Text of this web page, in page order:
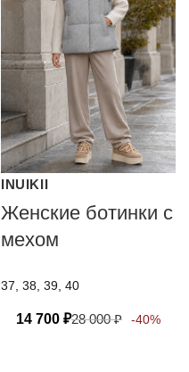
INUIKII
Женские ботинки с
мехом
37, 38, 39, 40
14 700 ₽28 000₽ -40%